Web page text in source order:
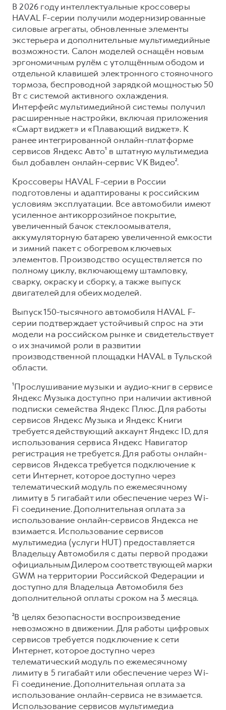
В 2026 году интеллектуальные кроссоверы
HAVAL F-серии получили модернизированные
силовые агрегаты, обновленные элементы
экстерьера и дополнительные мультимедийные
возможности. Салон моделей оснащён новым
эргономичным рулём с утолщённым ободом и
отдельной клавишей электронного стояночного
тормоза, беспроводной зарядкой мощностью 50
Вт с системой активного охлаждения.
Интерфейс мультимедийной системы получил
расширенные настройки, включая приложения
«Смарт виджет» и «Плавающий виджет». К
ранее интегрированной онлайн-платформе
сервисов Яндекс Авто¹ в штатную мультимедиа
был добавлен онлайн-сервис VK Видео².
Кроссоверы HAVAL F-серии в России
подготовлены и адаптированы к российским
условиям эксплуатации. Все автомобили имеют
усиленное антикоррозийное покрытие,
увеличенный бачок стеклоомывателя,
аккумуляторную батарею увеличенной емкости
и зимний пакет с обогревом ключевых
элементов. Производство осуществляется по
полному циклу, включающему штамповку,
сварку, окраску и сборку, а также выпуск
двигателей для обеих моделей.
Выпуск 150-тысячного автомобиля HAVAL F-
серии подтверждает устойчивый спрос на эти
модели на российском рынке и свидетельствует
о их значимой роли в развитии
производственной площадки HAVAL в Тульской
области.
¹Прослушивание музыки и аудио-книг в сервисе
Яндекс Музыка доступно при наличии активной
подписки семейства Яндекс Плюс. Для работы
сервисов Яндекс Музыка и Яндекс Книги
требуется действующий аккаунт Яндекс ID, для
использования сервиса Яндекс Навигатор
регистрация не требуется. Для работы онлайн-
сервисов Яндекса требуется подключение к
сети Интернет, которое доступно через
телематический модуль по ежемесячному
лимиту в 5 гигабайт или обеспечение через Wi-
Fi соединение. Дополнительная оплата за
использование онлайн-сервисов Яндекса не
взимается. Использование сервисов
мультимедиа (услуги HUT) предоставляется
Владельцу Автомобиля с даты первой продажи
официальным Дилером соответствующей марки
GWM на территории Российской Федерации и
доступно для Владельца Автомобиля без
дополнительной оплаты сроком на 3 месяца.
²В целях безопасности воспроизведение
невозможно в движении. Для работы цифровых
сервисов требуется подключение к сети
Интернет, которое доступно через
телематический модуль по ежемесячному
лимиту в 5 гигабайт или обеспечение через Wi-
Fi соединение. Дополнительная оплата за
использование онлайн-сервиса не взимается.
Использование сервисов мультимедиа